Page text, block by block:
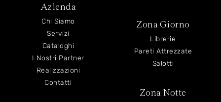
Azienda
Chi Siamo
Servizi
Cataloghi
I Nostri Partner
Realizzazioni
Contatti
Zona Giorno
Librerie
Pareti Attrezzate
Salotti
Zona Notte